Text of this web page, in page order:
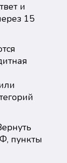
и
15
пункты